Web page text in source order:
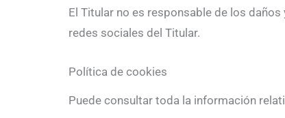
El Titular no es responsable de los
redes sociales del Titular.
Política de cookies
Puede consultar toda la información